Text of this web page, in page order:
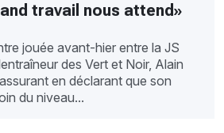
travail nous attend»
jouée avant-hier entre la JS
des Vert et Noir, Alain
en déclarant que son
du niveau...